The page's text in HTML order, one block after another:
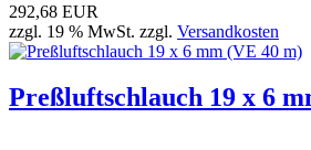
292,68 EUR
zzgl. 19 % MwSt. zzgl. Versandkosten
Preßluftschlauch 19 x 6